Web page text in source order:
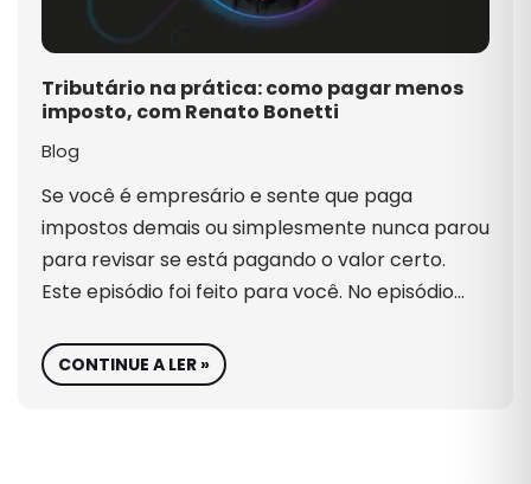
Tributário na prática: como pagar menos
imposto, com Renato Bonetti
Blog
Se você é empresário e sente que paga
impostos demais ou simplesmente nunca parou
para revisar se está pagando o valor certo.
Este episódio foi feito para você. No episódio…
CONTINUE A LER »